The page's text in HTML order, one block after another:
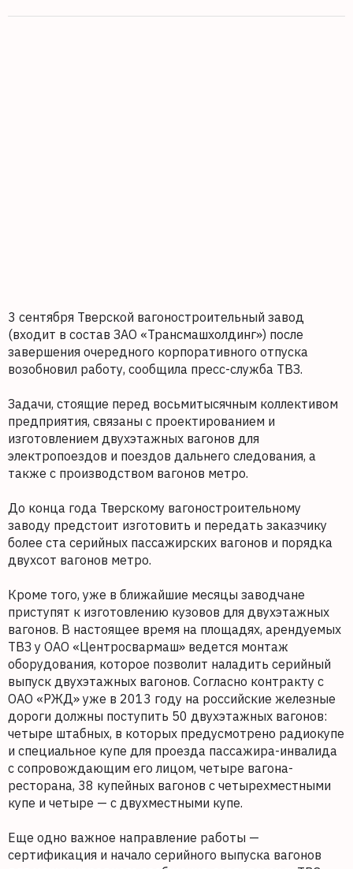
3 сентября Тверской вагоностроительный завод
(входит в состав ЗАО «Трансмашхолдинг») после
завершения очередного корпоративного отпуска
возобновил работу, сообщила пресс-служба ТВЗ.
Задачи, стоящие перед восьмитысячным коллективом
предприятия, связаны с проектированием и
изготовлением двухэтажных вагонов для
электропоездов и поездов дальнего следования, а
также с производством вагонов метро.
До конца года Тверскому вагоностроительному
заводу предстоит изготовить и передать заказчику
более ста серийных пассажирских вагонов и порядка
двухсот вагонов метро.
Кроме того, уже в ближайшие месяцы заводчане
приступят к изготовлению кузовов для двухэтажных
вагонов. В настоящее время на площадях, арендуемых
ТВЗ у ОАО «Центросвармаш» ведется монтаж
оборудования, которое позволит наладить серийный
выпуск двухэтажных вагонов. Согласно контракту с
ОАО «РЖД» уже в 2013 году на российские железные
дороги должны поступить 50 двухэтажных вагонов:
четыре штабных, в которых предусмотрено радиокупе
и специальное купе для проезда пассажира-инвалида
с сопровождающим его лицом, четыре вагона-
ресторана, 38 купейных вагонов с четырехместными
купе и четыре — с двухместными купе.
Еще одно важное направление работы —
сертификация и начало серийного выпуска вагонов